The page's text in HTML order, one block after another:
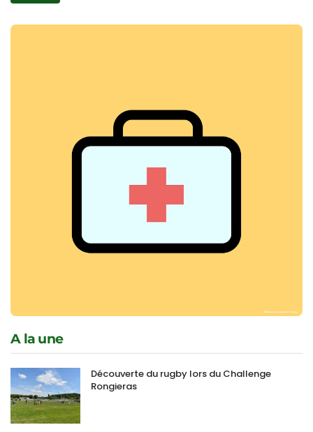
A la une
Découverte du rugby lors du Challenge
Rongieras